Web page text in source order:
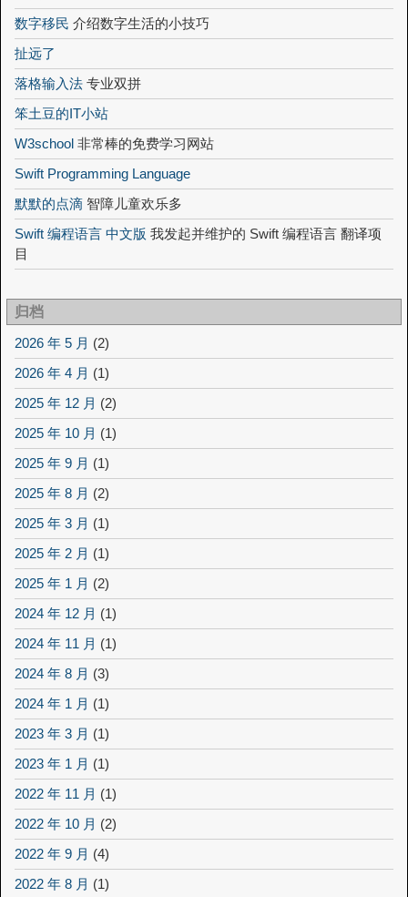
数字移民 介绍数字生活的小技巧
扯远了
落格输入法 专业双拼
笨土豆的IT小站
W3school 非常棒的免费学习网站
Swift Programming Language
默默的点滴 智障儿童欢乐多
Swift 编程语言 中文版 我发起并维护的 Swift 编程语言 翻译项
目
归档
2026 年 5 月 (2)
2026 年 4 月 (1)
2025 年 12 月 (2)
2025 年 10 月 (1)
2025 年 9 月 (1)
2025 年 8 月 (2)
2025 年 3 月 (1)
2025 年 2 月 (1)
2025 年 1 月 (2)
2024 年 12 月 (1)
2024 年 11 月 (1)
2024 年 8 月 (3)
2024 年 1 月 (1)
2023 年 3 月 (1)
2023 年 1 月 (1)
2022 年 11 月 (1)
2022 年 10 月 (2)
2022 年 9 月 (4)
2022 年 8 月 (1)